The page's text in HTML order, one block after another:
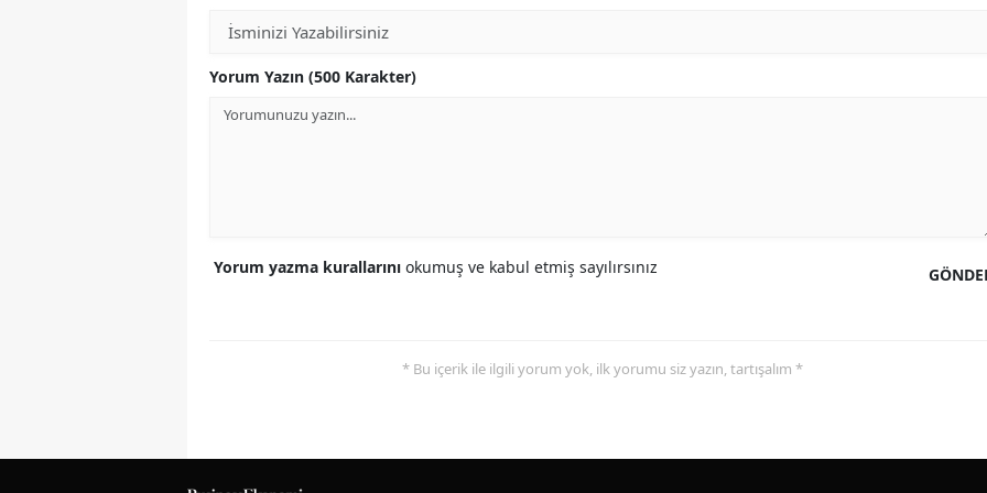
Yorum Yazın (500 Karakter)
Yorum yazma kurallarını okumuş ve kabul etmiş sayılırsınız
* Bu içerik ile ilgili yorum yok, ilk yorumu siz yazın, tartışalım *